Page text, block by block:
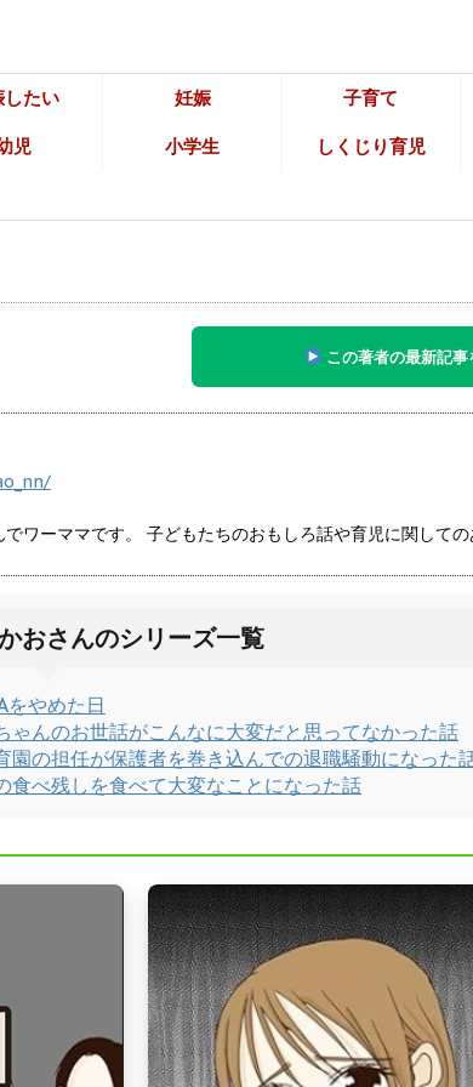
したい 妊娠 子育て
児 小学生 しくじり育児
この著者の最新記事
ワーママです。 子どもたちのおもしろ話や育児に関し
おさんのシリーズ一覧
をやめた日
ゃんのお世話がこんなに大変だと思ってなかった話
園の担任が保護者を巻き込んでの退職騒動になった
食べ残しを食べて大変なことになった話